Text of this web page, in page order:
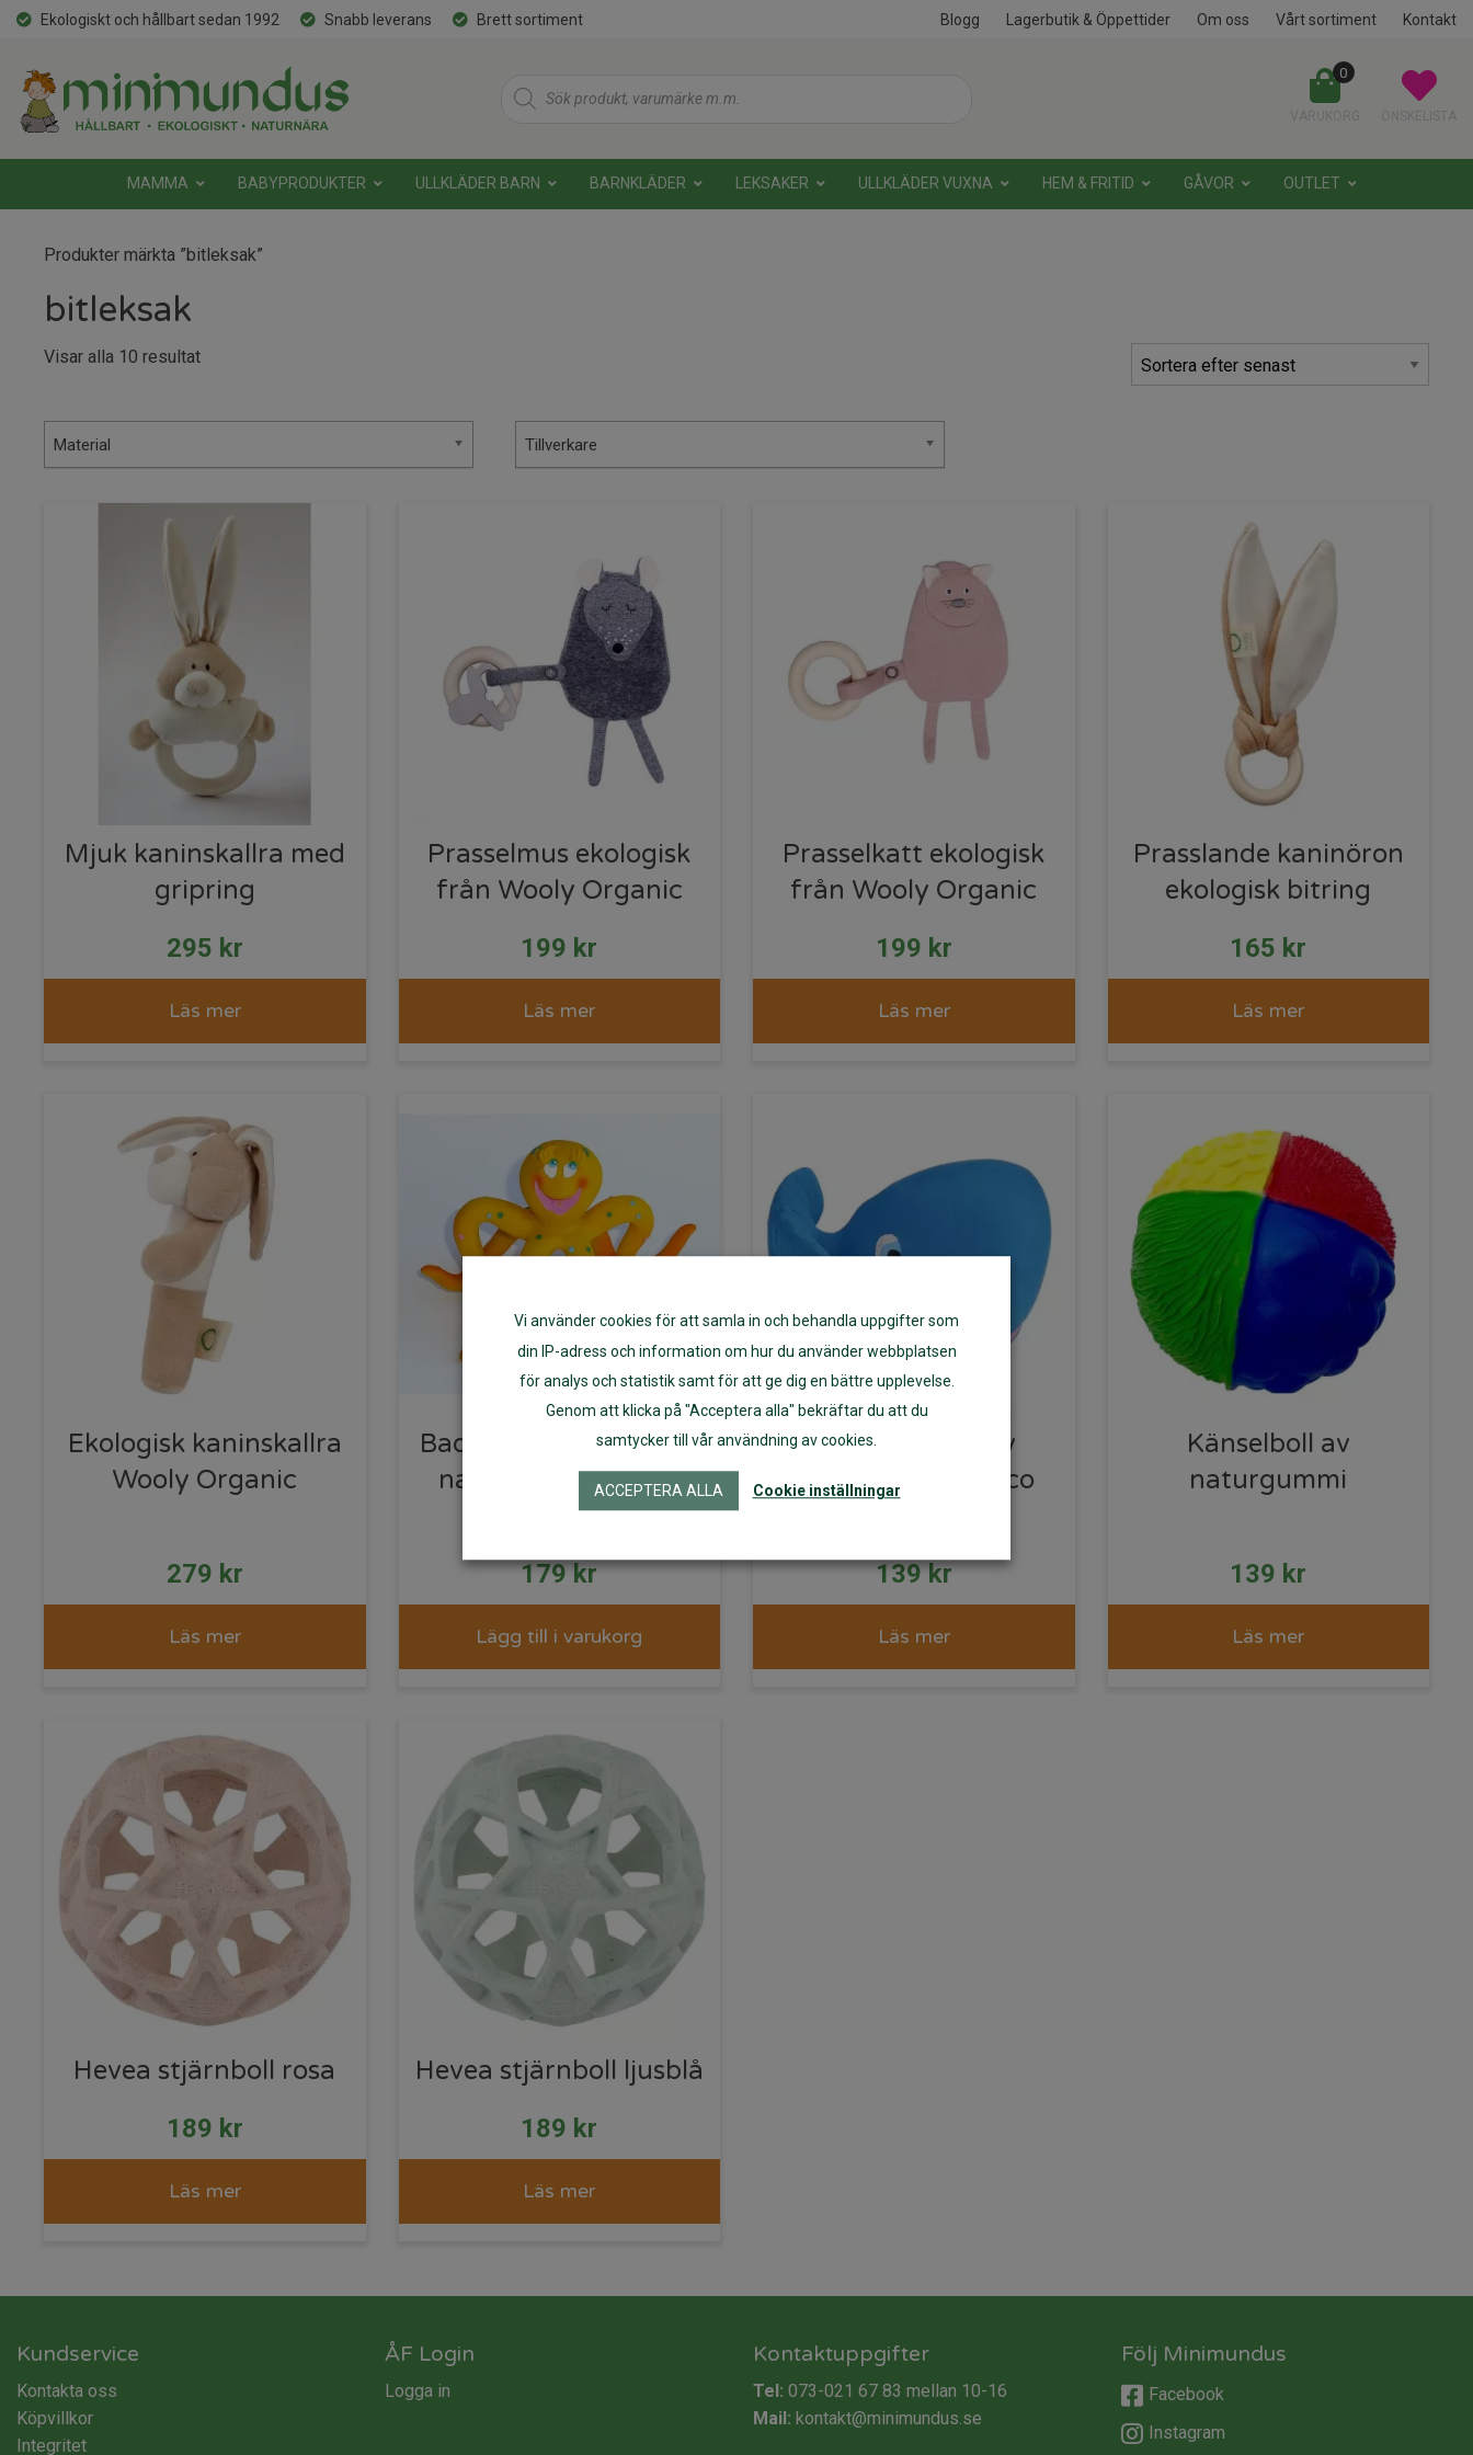
Ekologiskt och hållbart sedan 1992 Snabb leverans Brett sortiment Blogg Lagerbutik & Öppettider Om oss Vårt sortiment Kontakt
Products
search
0
MAMMA BABYPRODUKTER ULLKLÄDER BARN BARNKLÄDER LEKSAKER ULLKLÄDER VUXNA HEM & FRITID GÅVOR OUTLET
Produkter märkta ”bitleksak”
bitleksak
Visar alla 10 resultatSortera
Material Tillverkare
Mjuk kaninskallra med
gripring
295 kr
Läs mer
Prasselmus ekologisk
från Wooly Organic
199 kr
Läs mer
Prasselkatt ekologisk
från Wooly Organic
199 kr
Läs mer
Prasslande kaninöron
ekologisk bitring
165 kr
Läs mer
Ekologisk kaninskallra
Wooly Organic
279 kr
Läs mer
Badleksak bläckfisk av
naturgummi Lanco
Toys
179kr
Lägg till i varukorg
Badleksak val av
naturgummi Lanco
139kr
Läs mer
Känselboll av
naturgummi
139 kr
Läs mer
Hevea stjärnboll rosa
189 kr
Läs mer
Hevea stjärnboll ljusblå
189 kr
Läs mer
Kundservice
Kontakta oss
Köpvillkor
Integritet
ÅF Login
Logga in
Kontaktuppgifter
Tel: 073-021 67 83 mellan 10-16
Mail: kontakt@minimundus.se
Följ Minimundus
Facebook
Instagram
Vi använder cookies för att samla in och behandla uppgifter som
din IP-adress och information om hur du använder webbplatsen
för analys och statistik samt för att ge dig en bättre upplevelse.
Genom att klicka på "Acceptera alla" bekräftar du att du
samtycker till vår användning av cookies.
ACCEPTERA ALLA Cookie inställningar